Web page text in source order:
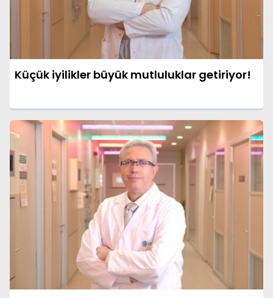
Küçük iyilikler büyük mutluluklar getiriyor!